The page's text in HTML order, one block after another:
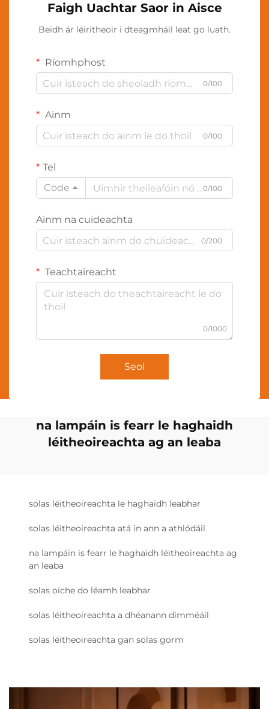
Faigh Uachtar Saor in Aisce
Beidh ár léiritheoir i dteagmháil leat go luath.
Ríomhphost
0/100
Ainm
0/100
Tel
Code
0/100
Ainm na cuideachta
0/200
Teachtaireacht
0/1000
Seol
na lampáin is fearr le haghaidh
léitheoireachta ag an leaba
solas léitheoireachta le haghaidh leabhar
solas léitheoireachta atá in ann a athlódáil
na lampáin is fearr le haghaidh léitheoireachta ag
an leaba
solas oíche do léamh leabhar
solas léitheoireachta a dhéanann dimméáil
solas léitheoireachta gan solas gorm